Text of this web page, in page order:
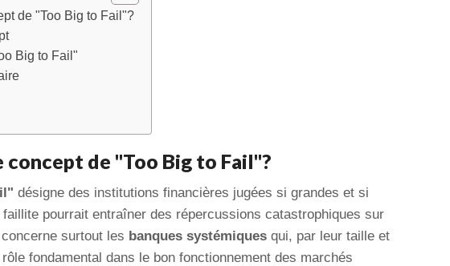
de "Too Big to Fail"?
Big to Fail"
concept de "Too Big to Fail"?
désigne des institutions financières jugées si grandes et si
pourrait entraîner des répercussions catastrophiques sur
surtout les banques systémiques qui, par leur taille et
fondamental dans le bon fonctionnement des marchés